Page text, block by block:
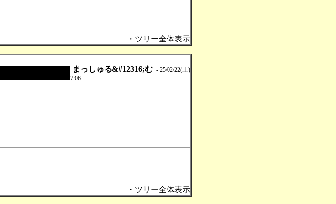
・ツリー全体表示
まっしゅる&#12316;む - 25/02/22(土)
7:06 -
・ツリー全体表示